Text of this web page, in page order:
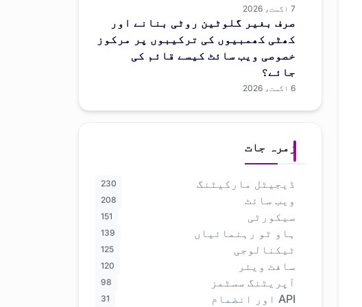
7 اگست، 2026
صرف بغیر گلوٹین روٹی بنانے اور
کھٹی کھمبیوں کی ترکیبوں پر مرکوز
خصوصی ویب سائٹ کیسے قائم کی
جائے؟
6 اگست، 2026
زمرہ جات
ڈیجیٹل مارکیٹنگ 230
ویب سائٹ 208
سیکورٹی 151
ہاو ٹو رہنمائیاں 139
ٹیکنالوجی 125
سافٹ ویئر 120
آپریٹنگ سسٹمز 98
API اور انضمام 31